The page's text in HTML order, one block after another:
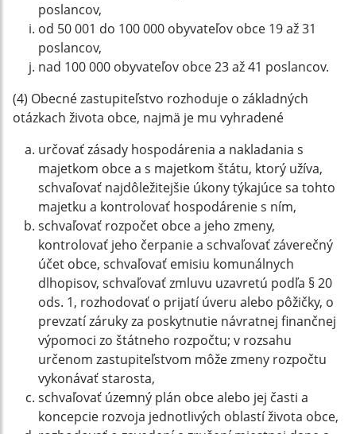
poslancov,
od 50 001 do 100 000 obyvateľov obce 19 až 31
poslancov,
nad 100 000 obyvateľov obce 23 až 41 poslancov.
(4) Obecné zastupiteľstvo rozhoduje o základných
otázkach života obce, najmä je mu vyhradené
určovať zásady hospodárenia a nakladania s
majetkom obce a s majetkom štátu, ktorý užíva,
schvaľovať najdôležitejšie úkony týkajúce sa tohto
majetku a kontrolovať hospodárenie s ním,
schvaľovať rozpočet obce a jeho zmeny,
kontrolovať jeho čerpanie a schvaľovať záverečný
účet obce, schvaľovať emisiu komunálnych
dlhopisov, schvaľovať zmluvu uzavretú podľa § 20
ods. 1, rozhodovať o prijatí úveru alebo pôžičky, o
prevzatí záruky za poskytnutie návratnej finančnej
výpomoci zo štátneho rozpočtu; v rozsahu
určenom zastupiteľstvom môže zmeny rozpočtu
vykonávať starosta,
schvaľovať územný plán obce alebo jej časti a
koncepcie rozvoja jednotlivých oblastí života obce,